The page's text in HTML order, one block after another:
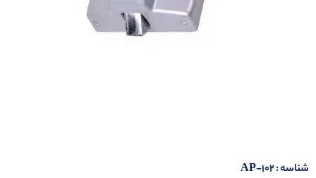
شناسه :AP-102